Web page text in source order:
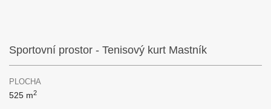
Sportovní prostor - Tenisový kurt Mastník
PLOCHA
525 m2